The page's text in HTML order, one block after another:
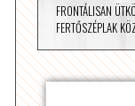
FRONTÁLISAN
FERTŐSZÉPLAK